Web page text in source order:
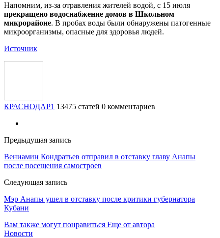
Напомним, из-за отравления жителей водой, с 15 июля
прекращено водоснабжение домов в Школьном
микрорайоне. В пробах воды были обнаружены патогенные
микроорганизмы, опасные для здоровья людей.
Источник
КРАСНОДАР1 13475 статей 0 комментариев
Предыдущая запись
Вениамин Кондратьев отправил в отставку главу Анапы
после посещения самостроев
Следующая запись
Мэр Анапы ушел в отставку после критики губернатора
Кубани
Вам также могут понравиться Еще от автора
Новости